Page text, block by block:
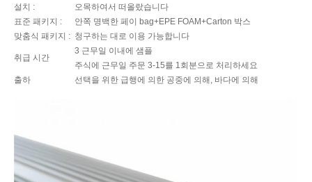
설치 :
오목하여서 떠올랐습니다
표준 패키지 :
안쪽 명백한 페이 bag+EPE FOAM+Carton 박스
맞춤식 패키지 : 청구하는 대로 이용 가능합니다
취급 시간
3 근무일 이내에 샘플
주식에 근무일 주문 3-15를 1회분으로 처리하세요
출하
선택을 위한 급행에 의한 공중에 의해, 바다에 의해